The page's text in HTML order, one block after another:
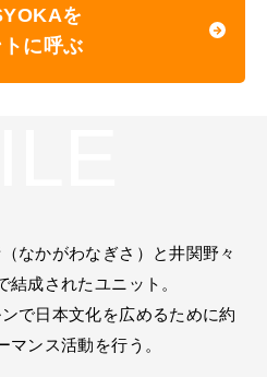
を
に呼ぶ
なかがわなぎさ）と井関野々
成されたユニット。
で日本文化を広めるために約
ンス活動を行う。